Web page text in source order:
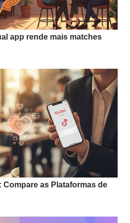
app rende mais matches
Compare as Plataformas de